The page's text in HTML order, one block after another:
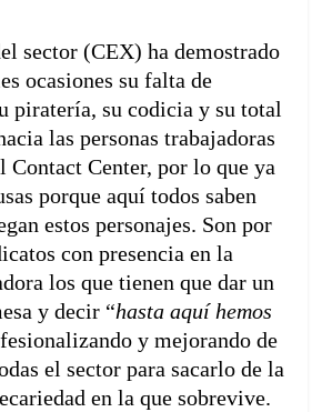
sector (CEX) ha demostrado
ocasiones su falta de
piratería, su codicia y su total
las personas trabajadoras
Contact Center, por lo que ya
porque aquí todos saben
estos personajes. Son por
con presencia en la
los que tienen que dar un
y decir “hasta aquí hemos
y mejorando de
el sector para sacarlo de la
en la que sobrevive.